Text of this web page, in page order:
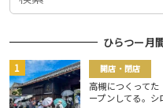
ひらつー月
開店・閉店
高槻につくって
ープンしてる。